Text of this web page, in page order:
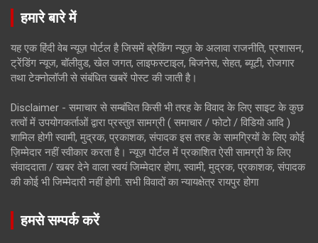
हमारे बारे में
यह एक हिंदी वेब न्यूज़ पोर्टल है जिसमें ब्रेकिंग न्यूज़ के अलावा राजनीति, प्रशासन,
ट्रेंडिंग न्यूज, बॉलीवुड, खेल जगत, लाइफस्टाइल, बिजनेस, सेहत, ब्यूटी, रोजगार
तथा टेक्नोलॉजी से संबंधित खबरें पोस्ट की जाती है।
Disclaimer - समाचार से सम्बंधित किसी भी तरह के विवाद के लिए साइट के कुछ
तत्वों में उपयोगकर्ताओं द्वारा प्रस्तुत सामग्री ( समाचार / फोटो / विडियो आदि )
शामिल होगी स्वामी, मुद्रक, प्रकाशक, संपादक इस तरह के सामग्रियों के लिए कोई
ज़िम्मेदार नहीं स्वीकार करता है। न्यूज़ पोर्टल में प्रकाशित ऐसी सामग्री के लिए
संवाददाता / खबर देने वाला स्वयं जिम्मेदार होगा, स्वामी, मुद्रक, प्रकाशक, संपादक
की कोई भी जिम्मेदारी नहीं होगी. सभी विवादों का न्यायक्षेत्र रायपुर होगा
हमसे सम्पर्क करें